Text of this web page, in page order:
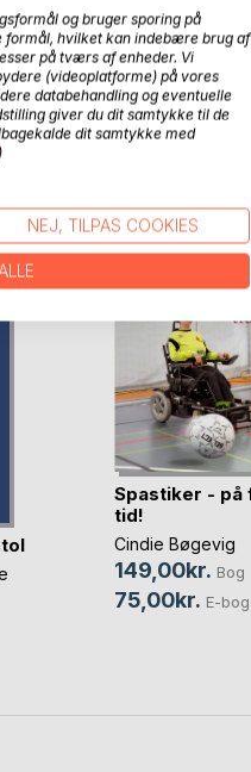
og hjælp til andre men
at forstå og blive
og trods
HOSBoD
Spastiker - på
tid!
Cindie Bøgevig
149,00kr. Bog
75,00kr. E-bog
og bruger sporing på
formål, hvilket kan indebære brug af
på tværs af enheder. Vi
(videoplatforme) på vores
databehandling og eventuelle
giver du dit samtykke til de
dit samtykke med
)
NEJ, TILPAS COOKIES